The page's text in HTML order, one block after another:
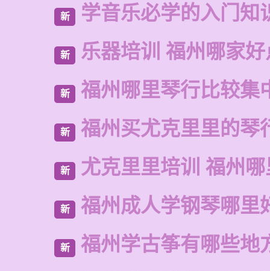
新 学音乐必学的入门知
新 乐器培训 福州哪家好
新 福州哪里琴行比较集
新 福州买尤克里里的琴
新 尤克里里培训 福州
新 福州成人学钢琴哪里
新 福州学古筝有哪些地